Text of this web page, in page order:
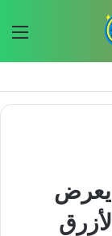
يعرض